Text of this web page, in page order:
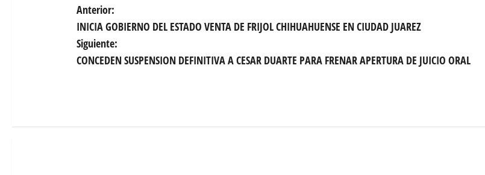
N
a
v
Anterior:
INICIA GOBIERNO DEL ESTADO VENTA DE FRIJOL CHIHUAHUENSE EN CIUDAD JUAREZ
Siguiente:
CONCEDEN SUSPENSION DEFINITIVA A CESAR DUARTE PARA FRENAR APERTURA DE JUICIO ORAL